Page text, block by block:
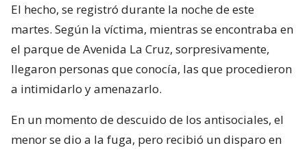
El hecho, se registró durante la noche de este
martes. Según la víctima, mientras se encontraba en
el parque de Avenida La Cruz, sorpresivamente,
llegaron personas que conocía, las que procedieron
a intimidarlo y amenazarlo.
En un momento de descuido de los antisociales, el
menor se dio a la fuga, pero recibió un disparo en